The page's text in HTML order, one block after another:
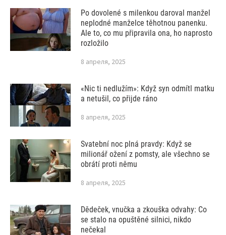
Po dovolené s milenkou daroval manžel
neplodné manželce těhotnou panenku.
Ale to, co mu připravila ona, ho naprosto
rozložilo
8 апреля, 2025
«Nic ti nedlužím»: Když syn odmítl matku
a netušil, co přijde ráno
8 апреля, 2025
Svatební noc plná pravdy: Když se
milionář ožení z pomsty, ale všechno se
obrátí proti němu
8 апреля, 2025
Dědeček, vnučka a zkouška odvahy: Co
se stalo na opuštěné silnici, nikdo
nečekal